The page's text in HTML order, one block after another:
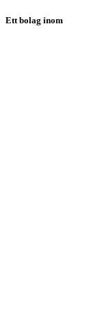
Ett bolag inom